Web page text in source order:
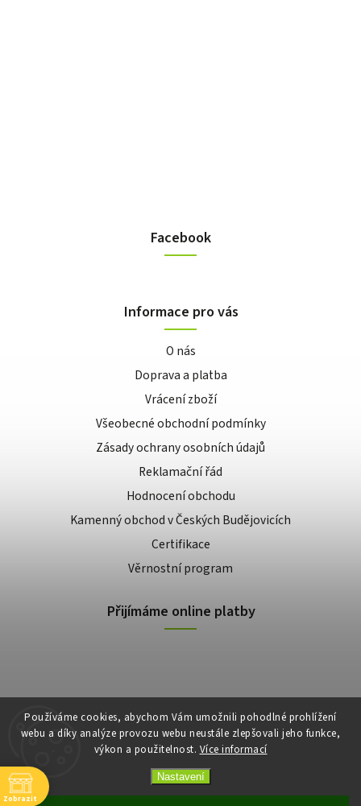
Používáme cookies, abychom Vám umožnili pohodlné prohlížení
webu a díky analýze provozu webu neustále zlepšovali jeho funkce,
výkon a použitelnost. Více informací
Nastavení
Facebook
Informace pro vás
O nás
Doprava a platba
Vrácení zboží
Všeobecné obchodní podmínky
Zásady ochrany osobních údajů
Reklamační řád
Hodnocení obchodu
Kamenný obchod v Českých Budějovicích
Certifikace
Věrnostní program
Přijímáme online platby
Copyright 2026E-shop Slunečnice. Všechna práva vyhrazena.
VytvořilShoptet| Design
Zobrazit